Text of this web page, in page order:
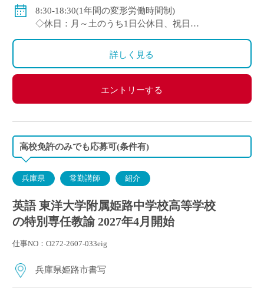
◇手当：各種有
・通勤手当：上限50,000円)
・住居手当：賃貸の場合は上限27,000円)
・その他、扶養等の諸手当が条件に応じて支給あり
◇保険：私学共済、雇用保険など
8:30-18:30(1年間の変形労働時間制)
◇休日：月～土のうち1日公休日、祝日
詳しく見る
エントリーする
高校免許のみでも応募可(条件有)
兵庫県 常勤講師 紹介
英語 東洋大学附属姫路中学校高等学校
の特別専任教諭 2027年4月開始
仕事NO：O272-2607-033eig
兵庫県姫路市書写